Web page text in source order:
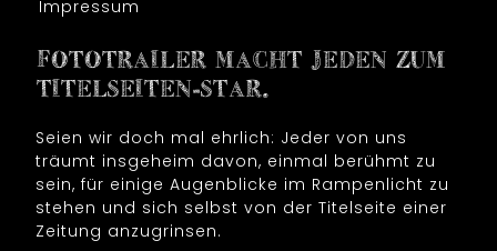
Impressum
FOTOTRAILER MACHT JEDEN ZUM
TITELSEITEN-STAR.
Seien wir doch mal ehrlich: Jeder von uns
träumt insgeheim davon, einmal berühmt zu
sein, für einige Augenblicke im Rampenlicht zu
stehen und sich selbst von der Titelseite einer
Zeitung anzugrinsen.